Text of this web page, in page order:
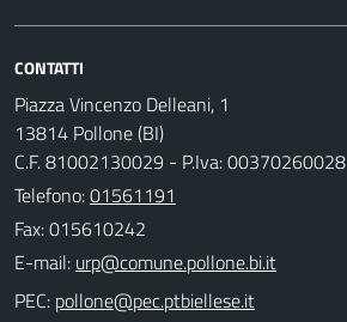
CONTATTI
Piazza Vincenzo Delleani, 1
13814 Pollone (BI)
C.F. 81002130029 - P.Iva: 00370260028
Telefono:01561191
Fax: 015610242
E-mail:
PEC: